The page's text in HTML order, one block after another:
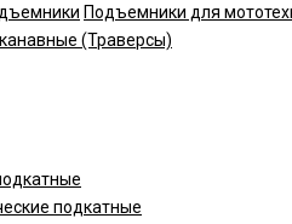
Подъемники для
(Траверсы)
подкатные